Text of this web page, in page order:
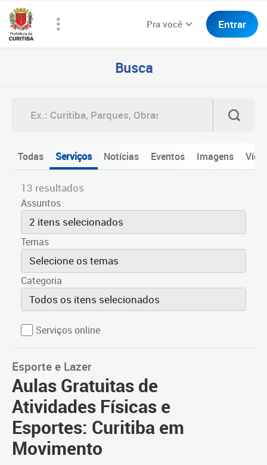
Pra você Entrar
Busca
Todas Serviços Notícias Eventos Imagens
13 resultados
Assuntos
2 itens selecionados
Temas
Selecione os temas
Categoria
Todos os itens selecionados
Serviços online
Esporte e Lazer
Aulas Gratuitas de
Atividades Físicas e
Esportes: Curitiba em
Movimento